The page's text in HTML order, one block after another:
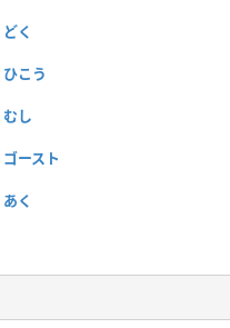
どく
ひこう
むし
ゴースト
あく